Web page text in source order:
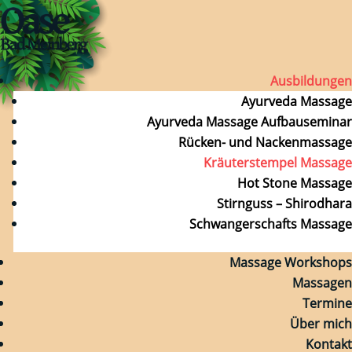
Ausbildungen
Ayurveda Massage
Ayurveda Massage Aufbauseminar
Rücken- und Nackenmassage
Kräuterstempel Massage
Hot Stone Massage
Stirnguss – Shirodhara
Schwangerschafts Massage
Massage Workshops
Massagen
Termine
Über mich
Kontakt